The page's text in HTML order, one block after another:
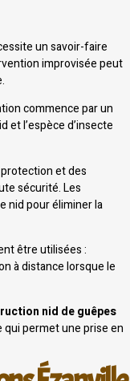
un savoir-faire
improvisée peut
commence par un
et l’espèce d’insecte
et des
sécurité. Les
nid pour éliminer la
être utilisées :
à distance lorsque le
nid de guêpes
qui permet une prise en